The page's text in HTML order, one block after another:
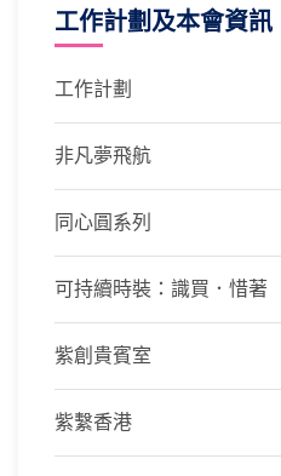
工作計劃及本會資訊
工作計劃
非凡夢飛航
同心圓系列
可持續時裝：識買．惜著
紫創貴賓室
紫繫香港